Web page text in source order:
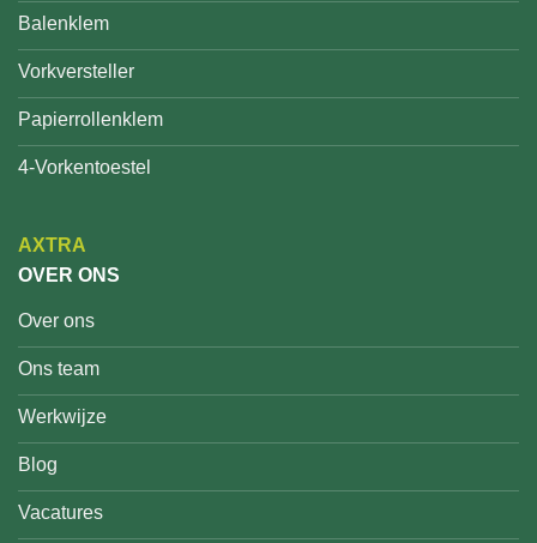
Balenklem
Vorkversteller
Papierrollenklem
4-Vorkentoestel
AXTRA
OVER ONS
Over ons
Ons team
Werkwijze
Blog
Vacatures